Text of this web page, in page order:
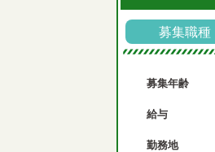
募集職種
募集年齢
給与
勤務地